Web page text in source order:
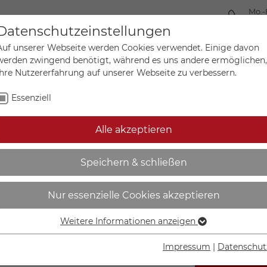
Mein
Sonderanfertigungen
parkende
- 53.6050
IN DEN
unserer Webseite werden Cookies verwendet. Einige davon
zwingend benötigt, während es uns andere ermöglichen,
Nutzererfahrung auf unserer Webseite zu verbessern.
Essenziell
Alle akzeptieren
Speichern & schließen
Nur essenzielle Cookies akzeptieren
Essenzielle Cookies werden für grundlegende Funktionen der
Weitere Informationen anzeigen
Impressum